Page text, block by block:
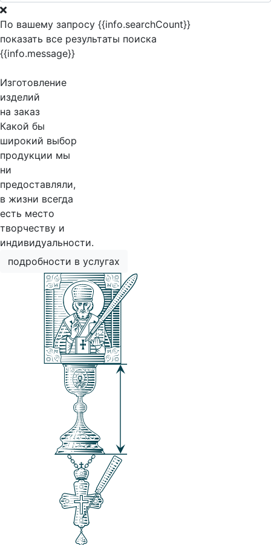
По вашему запросу {{info.searchCount}}
показать все результаты поиска
{{info.message}}
Изготовление
изделий
на заказ
Какой бы
широкий выбор
продукции мы
ни
предоставляли,
в жизни всегда
есть место
творчеству и
индивидуальности.
подробности в услугах